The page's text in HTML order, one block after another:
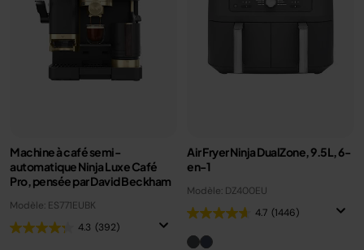
Machine à café semi-
automatique Ninja Luxe Café
Pro, pensée par David Beckham
Modèle: ES771EUBK
4.3 (392)
Air Fryer Ninja DualZone, 9.5L, 6-
en-1
Modèle: DZ400EU
4.7 (1446)